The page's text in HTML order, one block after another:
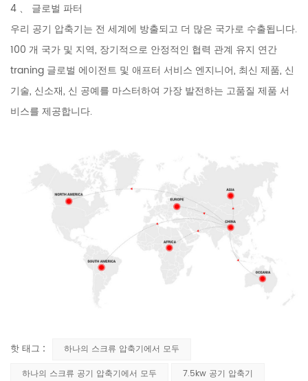
4 、 글로벌 파터
우리 공기 압축기는 전 세계에 방출되고 더 많은 국가로 수출됩니다.
100 개 국가 및 지역, 장기적으로 안정적인 협력 관계 유지 연간
traning 글로벌 에이전트 및 애프터 서비스 엔지니어, 최신 제품, 신
기술, 신소재, 신 공예를 마스터하여 가장 발전하는 고품질 제품 서
비스를 제공합니다.
핫 태그 :
하나의 스크류 압축기에서 모두
하나의 스크류 공기 압축기에서 모두
7.5kw 공기 압축기